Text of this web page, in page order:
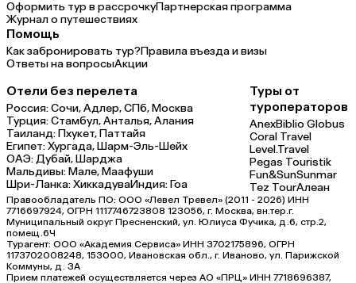
Оформить тур в рассрочкуПартнерская программа
Журнал о путешествиях
Помощь
Как забронировать тур?Правила въезда и визы
Ответы на вопросыАкции
Отели без перелета
Россия:Сочи,Адлер,СПб,Москва
Турция:Стамбул,Анталья,Алания
Таиланд:Пхукет,Паттайя
Египет:Хургада,Шарм-Эль-Шейх
ОАЭ:Дубай,Шарджа
Мальдивы:Мале,Маафуши
Шри-Ланка:ХиккадуваИндия:Гоа
Туры от
туроператоров
AnexBiblio Globus
Coral Travel
Level.Travel
Pegas Touristik
Fun&SunSunmar
Tez TourАлеан
Правообладатель ПО: ООО «Левел Тревел» (2011 - 2026) ИНН
7716697924, ОГРН 1117746723808 123056, г. Москва, вн.тер.г.
Муниципальный округ Пресненский, ул. Юлиуса Фучика, д.6, стр.2,
помещ.6Ч
Турагент: ООО «Академия Сервиса» ИНН 3702175896, ОГРН
1173702008248, 153000, Ивановская обл., г. Иваново, ул. Парижской
Коммуны, д. ЗА
Прием платежей осуществляется через АО «ПРЦ» ИНН 7718696387,